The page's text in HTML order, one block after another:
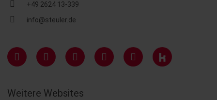
+49 2624 13-339
info@steuler.de
Weitere Websites